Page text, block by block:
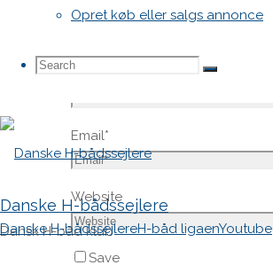
Opret køb eller salgs annonce
Search
Search
Search
Danske H-bådssejlere
Dansk H-båd klub
Danske H-bådssejlereH-båd ligaenYoutube
Name
Email*
Website
Save